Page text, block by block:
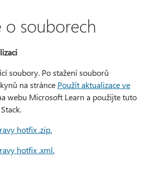
o souborech
soubory. Po stažení souborů
na stránce Použít aktualizace ve
webu Microsoft Learn a použijte tuto
hotfix .zip.
hotfix .xml.